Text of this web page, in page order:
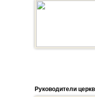
Руководители